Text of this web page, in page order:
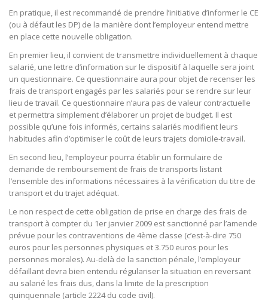
En pratique, il est recommandé de prendre l’initiative d’informer le CE
(ou à défaut les DP) de la manière dont l’employeur entend mettre
en place cette nouvelle obligation.
En premier lieu, il convient de transmettre individuellement à chaque
salarié, une lettre d’information sur le dispositif à laquelle sera joint
un questionnaire. Ce questionnaire aura pour objet de recenser les
frais de transport engagés par les salariés pour se rendre sur leur
lieu de travail. Ce questionnaire n’aura pas de valeur contractuelle
et permettra simplement d’élaborer un projet de budget. Il est
possible qu’une fois informés, certains salariés modifient leurs
habitudes afin d’optimiser le coût de leurs trajets domicile-travail.
En second lieu, l’employeur pourra établir un formulaire de
demande de remboursement de frais de transports listant
l’ensemble des informations nécessaires à la vérification du titre de
transport et du trajet adéquat.
Le non respect de cette obligation de prise en charge des frais de
transport à compter du 1er janvier 2009 est sanctionné par l’amende
prévue pour les contraventions de 4ème classe (c’est-à-dire 750
euros pour les personnes physiques et 3.750 euros pour les
personnes morales). Au-delà de la sanction pénale, l’employeur
défaillant devra bien entendu régulariser la situation en reversant
au salarié les frais dus, dans la limite de la prescription
quinquennale (article 2224 du code civil).